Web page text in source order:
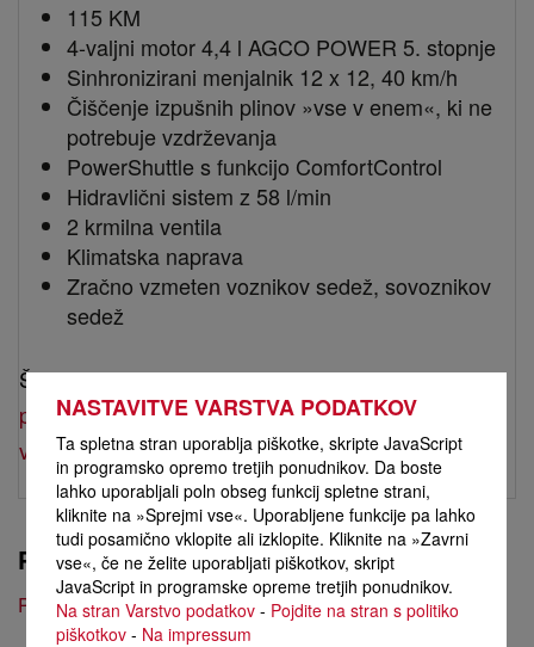
115 KM
4-valjni motor 4,4 l AGCO POWER 5. stopnje
Sinhronizirani menjalnik 12 x 12, 40 km/h
Čiščenje izpušnih plinov »vse v enem«, ki ne
potrebuje vzdrževanja
PowerShuttle s funkcijo ComfortControl
Hidravlični sistem z 58 l/min
2 krmilna ventila
Klimatska naprava
Zračno vzmeten voznikov sedež, sovoznikov
sedež
Še danes stopite v stik z enim od naših prodajnih
partnerjev MFv svoji bližini ali na
verkauf(at)austrodiesel.atin +43/1/701 20.
PRENOSI
Prospekt/tehnični podatki
NASTAVITVE VARSTVA PODATKOV
Ta spletna stran uporablja piškotke, skripte JavaScript
in programsko opremo tretjih ponudnikov. Da boste
lahko uporabljali poln obseg funkcij spletne strani,
kliknite na »Sprejmi vse«. Uporabljene funkcije pa lahko
tudi posamično vklopite ali izklopite. Kliknite na »Zavrni
vse«, če ne želite uporabljati piškotkov, skript
JavaScript in programske opreme tretjih ponudnikov.
Na stran Varstvo podatkov - Pojdite na stran s politiko
piškotkov - Na impressum